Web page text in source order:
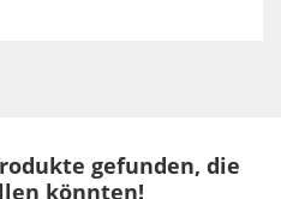
gefunden, die
könnten!